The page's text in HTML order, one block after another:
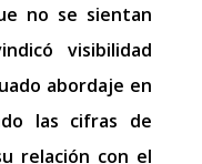
no se sientan
visibilidad
abordaje en
las cifras de
relación con el